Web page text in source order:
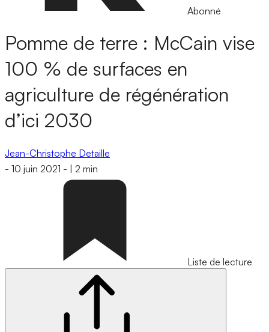
Abonné
Pomme de terre : McCain vise
100 % de surfaces en
agriculture de régénération
d’ici 2030
Jean-Christophe Detaille
- 10 juin 2021 - 2 min
Liste de lecture